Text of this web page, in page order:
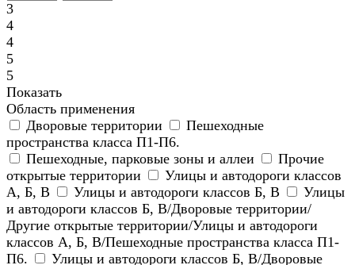
3
4
4
5
5
Показать
Область применения
Дворовые территории
Пешеходные
пространства класса П1-П6.
Пешеходные, парковые зоны и аллеи
Прочие
открытые территории
Улицы и автодороги классов
А, Б, В
Улицы и автодороги классов Б, В
Улицы
и автодороги классов Б, В/Дворовые территории/
Другие открытые территории/Улицы и автодороги
классов А, Б, В/Пешеходные пространства класса П1-
П6.
Улицы и автодороги классов Б, В/Дворовые